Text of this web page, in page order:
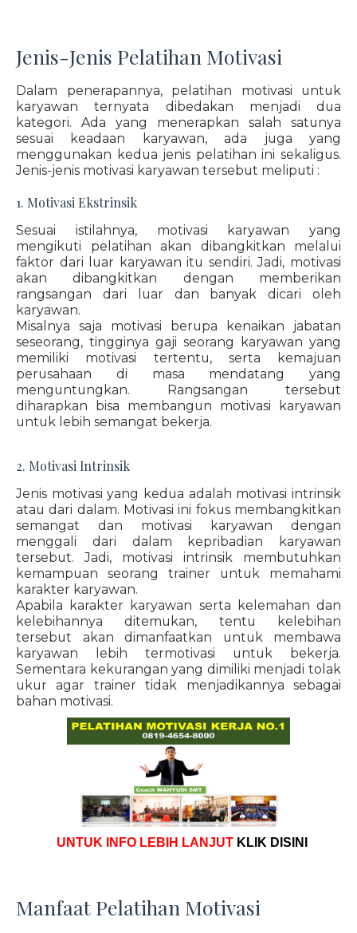
Jenis-Jenis Pelatihan Motivasi
Dalam penerapannya, pelatihan motivasi untuk
karyawan ternyata dibedakan menjadi dua
kategori. Ada yang menerapkan salah satunya
sesuai keadaan karyawan, ada juga yang
menggunakan kedua jenis pelatihan ini sekaligus.
Jenis-jenis motivasi karyawan tersebut meliputi :
1. Motivasi Ekstrinsik
Sesuai istilahnya, motivasi karyawan yang
mengikuti pelatihan akan dibangkitkan melalui
faktor dari luar karyawan itu sendiri. Jadi, motivasi
akan dibangkitkan dengan memberikan
rangsangan dari luar dan banyak dicari oleh
karyawan.
Misalnya saja motivasi berupa kenaikan jabatan
seseorang, tingginya gaji seorang karyawan yang
memiliki motivasi tertentu, serta kemajuan
perusahaan di masa mendatang yang
menguntungkan. Rangsangan tersebut
diharapkan bisa membangun motivasi karyawan
untuk lebih semangat bekerja.
2. Motivasi Intrinsik
Jenis motivasi yang kedua adalah motivasi intrinsik
atau dari dalam. Motivasi ini fokus membangkitkan
semangat dan motivasi karyawan dengan
menggali dari dalam kepribadian karyawan
tersebut. Jadi, motivasi intrinsik membutuhkan
kemampuan seorang trainer untuk memahami
karakter karyawan.
Apabila karakter karyawan serta kelemahan dan
kelebihannya ditemukan, tentu kelebihan
tersebut akan dimanfaatkan untuk membawa
karyawan lebih termotivasi untuk bekerja.
Sementara kekurangan yang dimiliki menjadi tolak
ukur agar trainer tidak menjadikannya sebagai
bahan motivasi.
UNTUK INFO LEBIH LANJUT KLIK DISINI
Manfaat Pelatihan Motivasi